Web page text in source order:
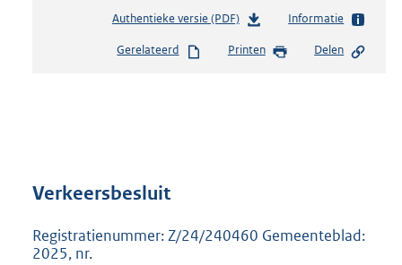
Authentieke versie (PDF)b
s
t
Informatie
Gerelateerd Printen Delen
Verkeersbesluit
Registratienummer: Z/24/240460 Gemeenteblad:
2025, nr.